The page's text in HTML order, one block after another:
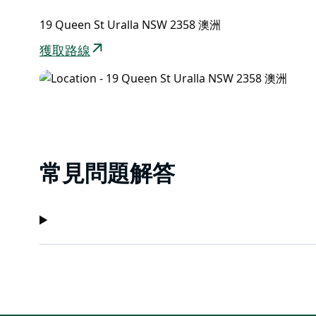
19 Queen St Uralla NSW 2358 澳洲
獲取路線
常見問題解答